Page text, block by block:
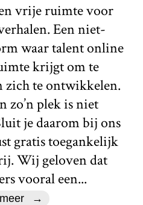
vrije ruimte voor
Een niet-
waar talent online
krijgt om te
zich te ontwikkelen.
zo’n plek is niet
je daarom bij ons
gratis toegankelijk
Wij geloven dat
vooral een...